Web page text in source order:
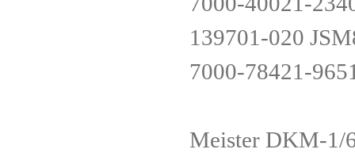
139701-020
7000-78421-
Meister DKM-